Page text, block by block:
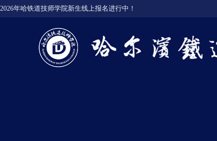
2026年哈铁道技师学院新生线上报名进行中！